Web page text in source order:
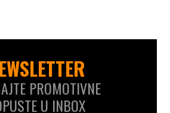
PROMOTIVNE
U INBOX